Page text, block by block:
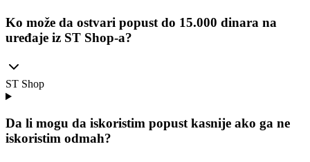
Ko može da ostvari popust do 15.000 dinara na
uređaje iz ST Shop-a?
ST Shop
Da li mogu da iskoristim popust kasnije ako ga ne
iskoristim odmah?